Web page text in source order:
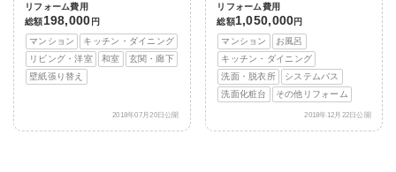
リフォーム費用
総額198,000 円
マンション
キッチン・ダイニング
リビング・洋室
和室
玄関・廊下
壁紙張り替え
2018年07月20日公開
リフォーム費用
総額1,050,000円
マンション
お風呂
キッチン・ダイニング
洗面・脱衣所
システムバス
洗面化粧台
その他リフォーム
2018年12月22日公開